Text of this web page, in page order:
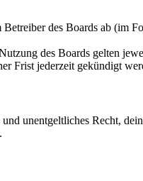
des Boards ab (im
des Boards gelten
Frist jederzeit gekündigt
unentgeltliches Recht,